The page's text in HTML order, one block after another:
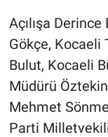
Açılışa
Gökçe, Kocaeli
Bulut, Kocaeli
Müdürü
Mehmet
Parti